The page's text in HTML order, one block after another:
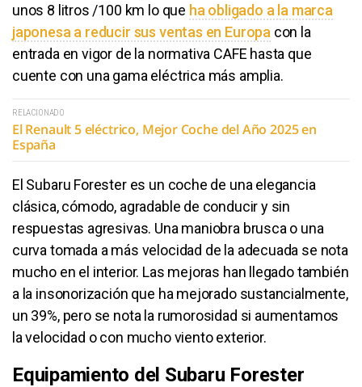
unos 8 litros /100 km lo que ha obligado a la marca
japonesa a reducir sus ventas en Europa con la
entrada en vigor de la normativa CAFE hasta que
cuente con una gama eléctrica más amplia.
RELACIONADO
El Renault 5 eléctrico, Mejor Coche del Año 2025 en
España
El Subaru Forester es un coche de una elegancia
clásica, cómodo, agradable de conducir y sin
respuestas agresivas. Una maniobra brusca o una
curva tomada a más velocidad de la adecuada se nota
mucho en el interior. Las mejoras han llegado también
a la insonorización que ha mejorado sustancialmente,
un 39%, pero se nota la rumorosidad si aumentamos
la velocidad o con mucho viento exterior.
Equipamiento del Subaru Forester